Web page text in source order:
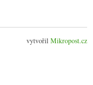
vytvořil Mikropost.cz